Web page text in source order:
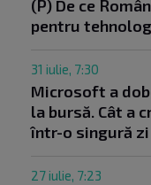
(P) De ce
pentru
31 iulie, 7:30
Microsoft a
la bursă. Cât a
într-o singură zi
27 iulie, 7:23